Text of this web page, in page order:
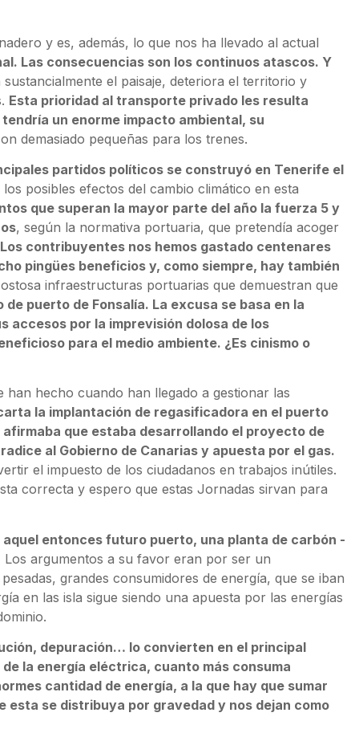
y es, además, lo que nos ha llevado al actual
Las consecuencias son los continuos atascos. Y
el paisaje, deteriora el territorio y
Esta prioridad al transporte privado les resulta
un enorme impacto ambiental, su
demasiado pequeñas para los trenes.
partidos políticos se construyó en Tenerife el
posibles efectos del cambio climático en esta
que superan la mayor parte del año la fuerza 5 y
, según la normativa portuaria, que pretendía acoger
Los contribuyentes nos hemos gastado centenares
pingües beneficios y, como siempre, hay también
infraestructuras portuarias que demuestran que
puerto de Fonsalía. La excusa se basa en la
accesos por la imprevisión dolosa de los
para el medio ambiente. ¿Es cinismo o
hecho cuando han llegado a gestionar las
la implantación de regasificadora en el puerto
que estaba desarrollando el proyecto de
al Gobierno de Canarias y apuesta por el gas.
el impuesto de los ciudadanos en trabajos inútiles.
correcta y espero que estas Jornadas sirvan para
entonces futuro puerto, una planta de carbón -
Los argumentos a su favor eran por ser un
grandes consumidores de energía, que se iban
en las isla sigue siendo una apuesta por las energías
depuración… lo convierten en el principal
la energía eléctrica, cuanto más consuma
cantidad de energía, a la que hay que sumar
esta se distribuya por gravedad y nos dejan como